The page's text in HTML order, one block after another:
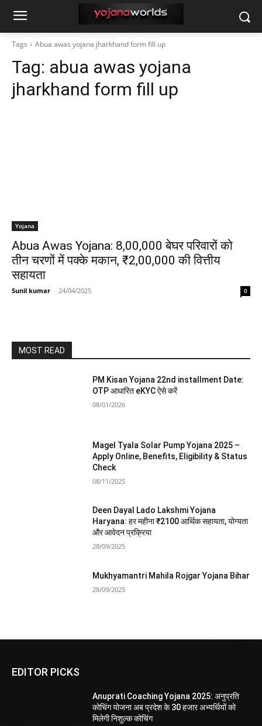
Tags Abua awas yojana jharkhand form fill up
Tag: abua awas yojana
jharkhand form fill up
Yojana
Abua Awas Yojana: 8,00,000 बेघर परिवारों को
तीन चरणों में पक्के मकान, ₹2,00,000 की वित्तीय
सहायता
Sunil kumar - 24/04/2025 0
MOST READ
PM Kisan Yojana 22nd installment Date:
OTP आधारित eKYC ऐसे करें
08/01/2026
Magel Tyala Solar Pump Yojana 2025 –
Apply Online, Benefits, Eligibility & Status
Check
08/11/2025
Deen Dayal Lado Lakshmi Yojana
Haryana: हर महीना ₹2100 आर्थिक सहायता, योग्यता
और आवेदन प्रक्रिया
28/09/2025
Mukhyamantri Mahila Rojgar Yojana Bihar
28/09/2025
EDITOR PICKS
Anuprati Coaching Yojana 2025: अनुप्रति
कोचिंग योजना अब प्रदेश के 30 हजार अभ्यर्थियों को
मिलेगी निशुल्क कोचिंग